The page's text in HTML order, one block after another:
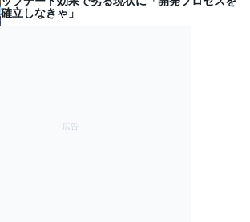
確立しなきゃ」